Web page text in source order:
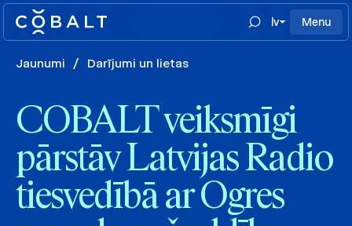
lv Menu
Jaunumi / Darījumi un lietas
COBALT veiksmīgi
pārstāv Latvijas Radio
tiesvedībā ar Ogres